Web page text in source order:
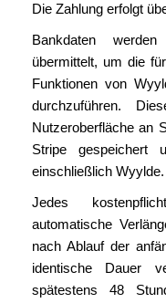
Die Zahlung erfolgt
Bankdaten
übermittelt, um die
Funktionen von
durchzuführen.
Nutzeroberfläche an
Stripe gespeichert
einschließlich Wyylde.
Jedes
automatische
nach Ablauf der
identische Dauer
spätestens 48